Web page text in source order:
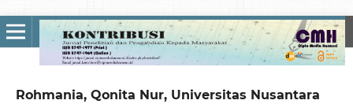
Rohmania, Qonita Nur, Universitas Nusantara